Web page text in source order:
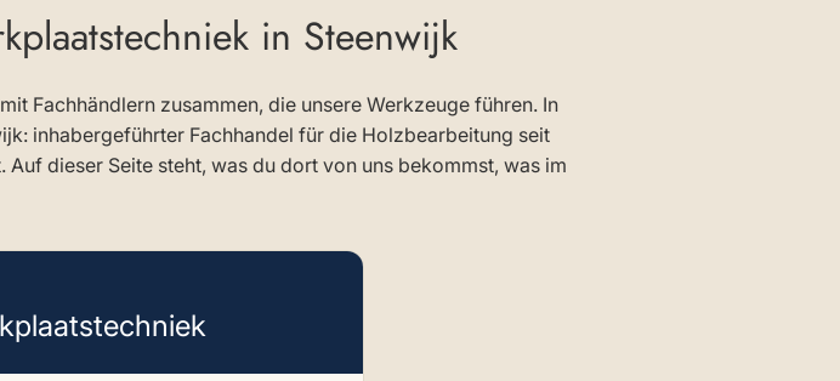
in Steenwijk
Fachhändlern zusammen, die unsere Werkzeuge führen. In
inhabergeführter Fachhandel für die Holzbearbeitung seit
dieser Seite steht, was du dort von uns bekommst, was im